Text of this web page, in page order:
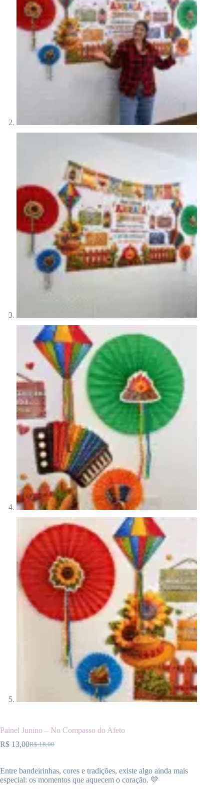
Painel Junino – No Compasso do Afeto
R$18,00
O
original
era:
R$ 18,00.
R$ 13,00O
atual
é:
R$ 13,00.
Entre bandeirinhas, cores e tradições, existe algo ainda mais
especial: os momentos que aquecem o coração. 💛